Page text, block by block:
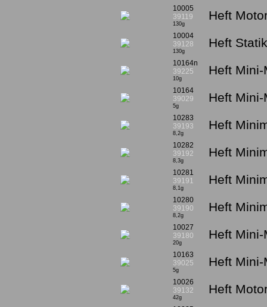
10005
39119
130g
Heft
10004
39128
130g
Heft
10164n
39225
10g
Heft
10164
39029
5g
Heft
10283
39193
8,2g
Heft
10282
39192
8,3g
Heft
10281
39191
8,1g
Heft
10280
39190
8,2g
Heft
10027
39180
20g
Heft
10163
39025
5g
Heft
10026
39132
42g
Heft